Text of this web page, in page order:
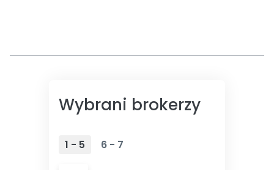
Wybrani brokerzy
1 - 5 6 - 7